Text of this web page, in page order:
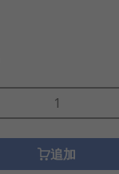
追加